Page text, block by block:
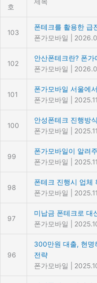
호
제목
103
폰테크를 활용한 급
폰가모바일
102
안산폰테크란? 폰
폰가모바일
101
폰가모바일 서울에
폰가모바일
100
안성폰테크 진행방
폰가모바일
99
폰가모바일이 알려
폰가모바일
98
폰테크 진행시 업체
폰가모바일
97
미납금 폰테크로 대
폰가모바일
96
300만원 대출, 현명
전략
폰가모바일